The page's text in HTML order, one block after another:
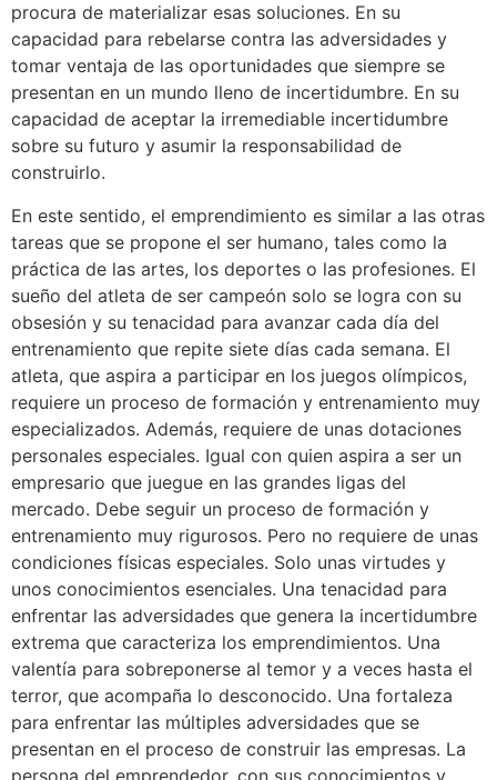
procura de materializar esas soluciones. En su
capacidad para rebelarse contra las adversidades y
tomar ventaja de las oportunidades que siempre se
presentan en un mundo lleno de incertidumbre. En su
capacidad de aceptar la irremediable incertidumbre
sobre su futuro y asumir la responsabilidad de
construirlo.
En este sentido, el emprendimiento es similar a las otras
tareas que se propone el ser humano, tales como la
práctica de las artes, los deportes o las profesiones. El
sueño del atleta de ser campeón solo se logra con su
obsesión y su tenacidad para avanzar cada día del
entrenamiento que repite siete días cada semana. El
atleta, que aspira a participar en los juegos olímpicos,
requiere un proceso de formación y entrenamiento muy
especializados. Además, requiere de unas dotaciones
personales especiales. Igual con quien aspira a ser un
empresario que juegue en las grandes ligas del
mercado. Debe seguir un proceso de formación y
entrenamiento muy rigurosos. Pero no requiere de unas
condiciones físicas especiales. Solo unas virtudes y
unos conocimientos esenciales. Una tenacidad para
enfrentar las adversidades que genera la incertidumbre
extrema que caracteriza los emprendimientos. Una
valentía para sobreponerse al temor y a veces hasta el
terror, que acompaña lo desconocido. Una fortaleza
para enfrentar las múltiples adversidades que se
presentan en el proceso de construir las empresas. La
persona del emprendedor, con sus conocimientos y